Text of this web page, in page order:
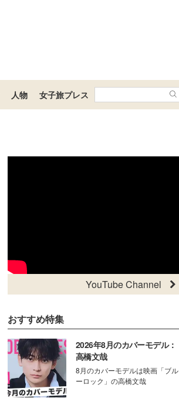
人物 女子旅プレス
YouTube Channel
おすすめ特集
2026年8月のカバーモデル：
高橋文哉
8月のカバーモデルは映画「ブル
ーロック」の高橋文哉